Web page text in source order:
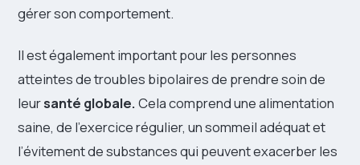
gérer son comportement.
Il est également important pour les personnes
atteintes de troubles bipolaires de prendre soin de
leursanté globale. Cela comprend une alimentation
saine, de l’exercice régulier, un sommeil adéquat et
l’évitement de substances qui peuvent exacerber les